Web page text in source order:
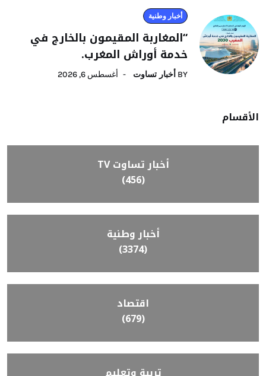
أخبار وطنية
“المغاربة المقيمون بالخارج في
خدمة أوراش المغرب.
BY أخبار تساوت أغسطس 6, 2026
الأقسام
أخبار تساوت TV
(456)
أخبار وطنية
(3374)
اقتصاد
(679)